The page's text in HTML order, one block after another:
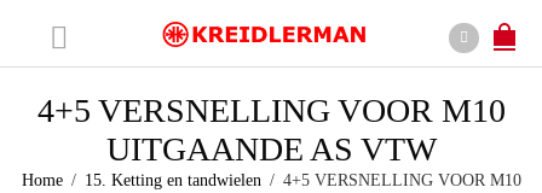
4+5 VERSNELLING VOOR M10
UITGAANDE AS VTW
Home / 15. Ketting en tandwielen / 4+5 VERSNELLING VOOR M10